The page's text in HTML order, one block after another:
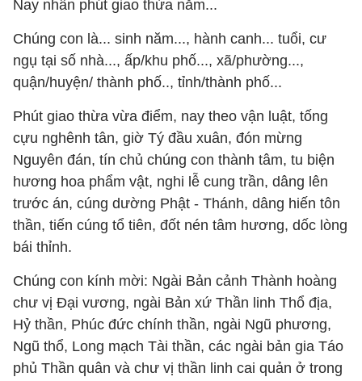
Nay nhân phút giao thừa năm...
Chúng con là... sinh năm..., hành canh... tuổi, cư
ngụ tại số nhà..., ấp/khu phố..., xã/phường...,
quận/huyện/ thành phố.., tỉnh/thành phố...
Phút giao thừa vừa điểm, nay theo vận luật, tống
cựu nghênh tân, giờ Tý đầu xuân, đón mừng
Nguyên đán, tín chủ chúng con thành tâm, tu biện
hương hoa phẩm vật, nghi lễ cung trần, dâng lên
trước án, cúng dường Phật - Thánh, dâng hiến tôn
thần, tiến cúng tổ tiên, đốt nén tâm hương, dốc lòng
bái thỉnh.
Chúng con kính mời: Ngài Bản cảnh Thành hoàng
chư vị Đại vương, ngài Bản xứ Thần linh Thổ địa,
Hỷ thần, Phúc đức chính thần, ngài Ngũ phương,
Ngũ thổ, Long mạch Tài thần, các ngài bản gia Táo
phủ Thần quân và chư vị thần linh cai quản ở trong